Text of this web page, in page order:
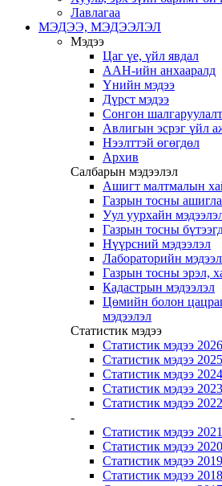
Лавлагаа
МЭДЭЭ, МЭДЭЭЛЭЛ
Мэдээ
Цаг үе, үйл явдал
ААН-ийн анхааралд
Үнийн мэдээ
Дүрст мэдээ
Сонгон шалгаруулалт
Авлигын эсрэг үйл
Нээлттэй өгөгдөл
Архив
Салбарын мэдээлэл
Ашигт малтмалын
Газрын тосны
Уул уурхайн
Газрын тосны
Нүүрсний мэдээлэл
Лабораторийн
Газрын тосны эрэл,
Кадастрын мэдээлэл
Цөмийн болон
мэдээлэл
Статистик мэдээ
Статистик мэдээ
Статистик мэдээ
Статистик мэдээ
Статистик мэдээ
Статистик мэдээ
-
Статистик мэдээ
Статистик мэдээ
Статистик мэдээ
Статистик мэдээ